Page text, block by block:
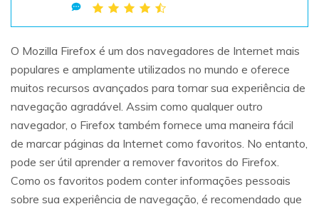
Teste Grátis
Recoverit Grátis
Recupere dados perdidos/excluídos gratuitamente
Teste Grátis
Outros Produtos
ENCONTRAR MAIS SOLUÇÕES
search
Teste Online
O Mozilla Firefox é um dos navegadores de Internet mais
populares e amplamente utilizados no mundo e oferece
muitos recursos avançados para tornar sua experiência de
navegação agradável. Assim como qualquer outro
navegador, o Firefox também fornece uma maneira fácil
de marcar páginas da Internet como favoritos. No entanto,
pode ser útil aprender a remover favoritos do Firefox.
Como os favoritos podem conter informações pessoais
sobre sua experiência de navegação, é recomendado que